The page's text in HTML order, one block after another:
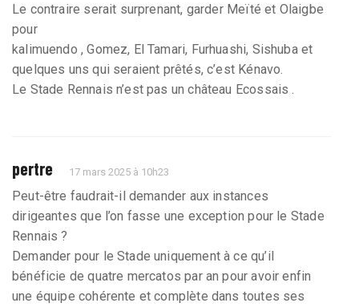
Le contraire serait surprenant, garder Meïté et Olaigbe
pour
kalimuendo , Gomez, El Tamari, Furhuashi, Sishuba et
quelques uns qui seraient prêtés, c’est Kénavo.
Le Stade Rennais n’est pas un château Ecossais .
pertre 17 mars 2025 à 10h23
Peut-être faudrait-il demander aux instances
dirigeantes que l’on fasse une exception pour le Stade
Rennais ?
Demander pour le Stade uniquement à ce qu’il
bénéficie de quatre mercatos par an pour avoir enfin
une équipe cohérente et complète dans toutes ses